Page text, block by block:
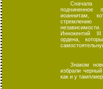
Сначала
иоаннитам,
Иннокентий
ордена,
Знаком
избрали
как и у